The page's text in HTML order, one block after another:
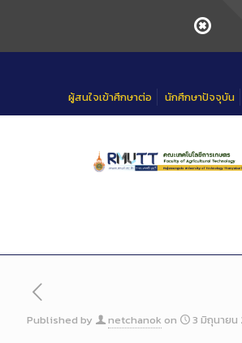
ผู้สนใจเข้าศึกษาต่อ นักศึกษาปัจจุบัน
Published by netchanok on 3 มิถุนายน